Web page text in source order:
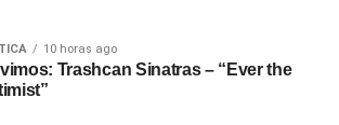
10 horas ago
Trashcan Sinatras – “Ever the